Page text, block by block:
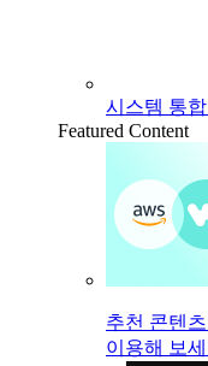
시스템 통합
Featured Content
추천 콘텐
이용해 보